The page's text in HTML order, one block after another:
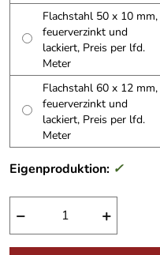
Flachstahl 50 x 10 mm,
feuerverzinkt und
lackiert, Preis per lfd.
Meter
Flachstahl 60 x 12 mm,
feuerverzinkt und
lackiert, Preis per lfd.
Meter
Eigenproduktion: ✓
− +